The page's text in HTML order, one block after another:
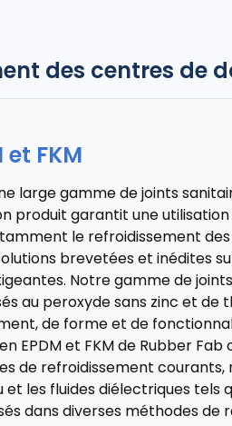
des centres de
et FKM
large gamme de joints
produit garantit une
le refroidissement
brevetées et inédites
Notre gamme de
au peroxyde sans zinc et
de forme et de
EPDM et FKM de Rubber
de refroidissement courants,
les fluides diélectriques tels
dans diverses méthodes de